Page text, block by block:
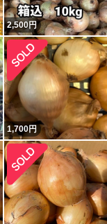
2,500円
1,700円